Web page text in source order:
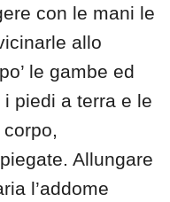
con le mani le
allo
le gambe ed
piedi a terra e le
Allungare
l’addome